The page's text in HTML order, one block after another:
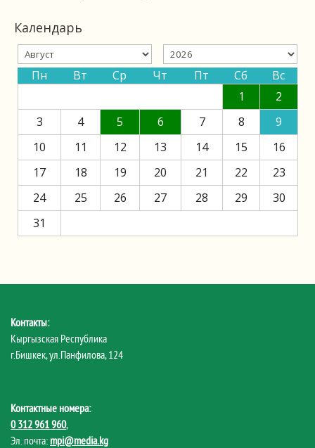
Календарь
Пн Вт Ср Чт Пт Сб
Вс
1
2
3
4 5 6 7 8
9
10
11 12 13 14 15
16
17
18 19 20 21 22
23
24
25 26 27 28 29
30
31
Контакты:
Кыргызская Республика
г.Бишкек, ул.Панфилова, 124
Контактные номера:
0 312 961 960,
Эл. почта: mpi@media.kg